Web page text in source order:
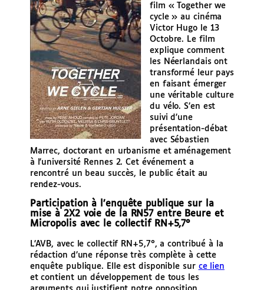
film « Together we
cycle » au cinéma
Victor Hugo le 13
Octobre. Le film
explique comment
les Néerlandais ont
transformé leur pays
en faisant émerger
une véritable culture
du vélo. S’en est
suivi d’une
présentation-débat
avec Sébastien
Marrec, doctorant en urbanisme et aménagement
à l’université Rennes 2. Cet événement a
rencontré un beau succès, le public était au
rendez-vous.
Participation à l’enquête publique sur la
mise à 2X2 voie de la RN57 entre Beure et
Micropolis avec le collectif RN+5,7°
L’AVB, avec le collectif RN+5,7°, a contribué à la
rédaction d’une réponse très complète à cette
enquête publique. Elle est disponible sur ce lien
et contient un développement de tous les